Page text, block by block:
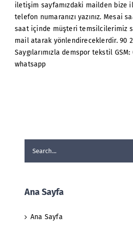
iletişim sayfamızdaki mailden bize
telefon numaranızı yazınız. Mesai
saat içinde müşteri temsilcilerimiz
mail atarak yönlendireceklerdir. 90
Saygılarımızla demspor tekstil GSM:
whatsapp
Ana Sayfa
Ana Sayfa